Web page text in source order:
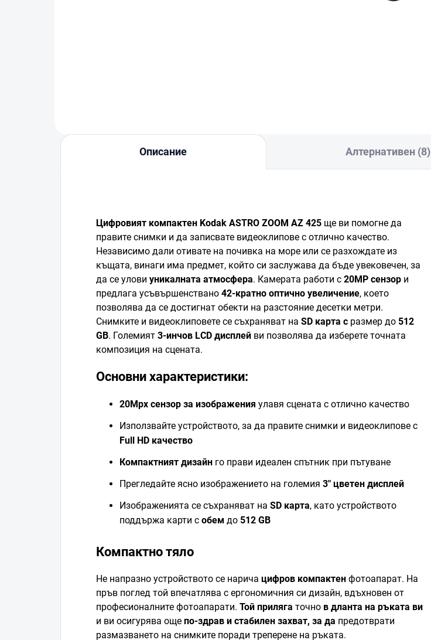
Описание Алтернативен (8)
Цифровият компактен Kodak ASTRO ZOOM AZ 425 ще ви помогне да
правите снимки и да записвате видеоклипове с отлично качество.
Независимо дали отивате на почивка на море или се разхождате из
къщата, винаги има предмет, който си заслужава да бъде увековечен, за
да се улови уникалната атмосфера. Камерата работи с 20MP сензор и
предлага усъвършенствано 42-кратно оптично увеличение, което
позволява да се достигнат обекти на разстояние десетки метри.
Снимките и видеоклиповете се съхраняват на SD карта с размер до 512
GB. Големият 3-инчов LCD дисплей ви позволява да изберете точната
композиция на сцената.
Основни характеристики:
20Mpx сензор за изображения улавя сцената с отлично качество
Използвайте устройството, за да правите снимки и видеоклипове с
Full HD качество
Компактният дизайн го прави идеален спътник при пътуване
Прегледайте ясно изображението на големия 3" цветен дисплей
Изображенията се съхраняват на SD карта, като устройството
поддържа карти с обем до 512 GB
Компактно тяло
Не напразно устройството се нарича цифров компактен фотоапарат. На
пръв поглед той впечатлява с ергономичния си дизайн, вдъхновен от
професионалните фотоапарати. Той приляга точно в дланта на ръката ви
и ви осигурява още по-здрав и стабилен захват, за да предотврати
размазването на снимките поради треперене на ръката.